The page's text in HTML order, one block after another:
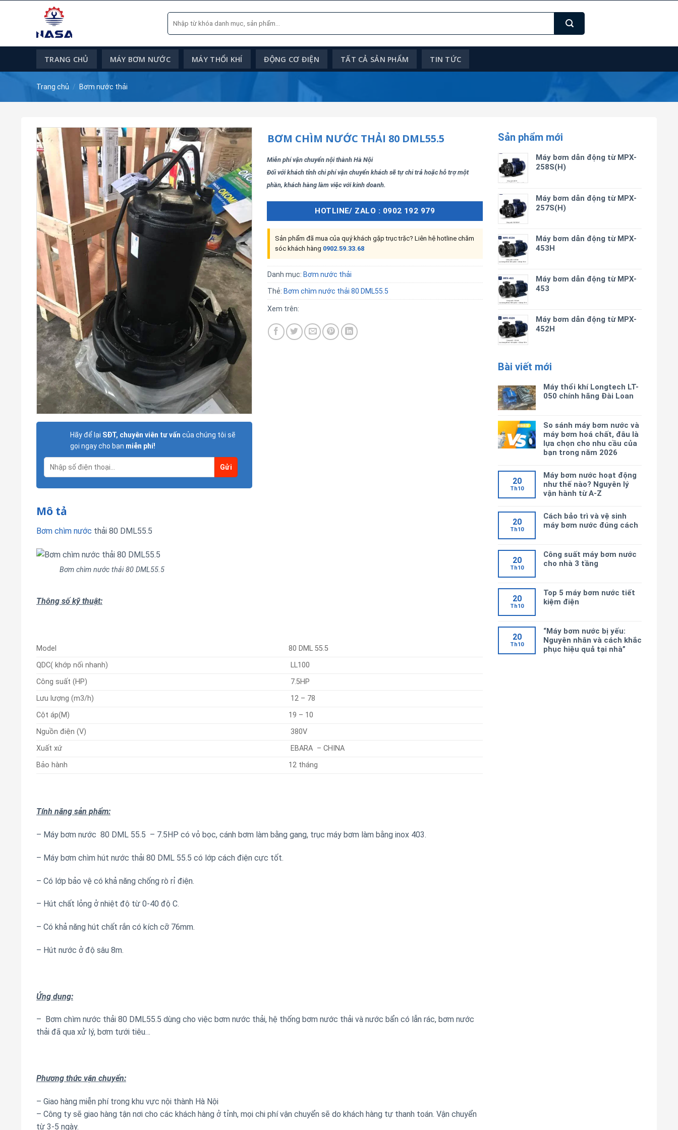
Tìm
kiếm:
TRANG CHỦ MÁY BƠM NƯỚC MÁY THỔI KHÍ ĐỘNG CƠ ĐIỆN TẤT CẢ SẢN PHẨM TIN TỨC
Trang chủ / Bơm nước thải
Sản phẩm mới
Máy bơm dẫn động từ MPX-
258S(H)
Máy bơm dẫn động từ MPX-
257S(H)
Máy bơm dẫn động từ MPX-
453H
Máy bơm dẫn động từ MPX-
453
Máy bơm dẫn động từ MPX-
452H
Bài viết mới
Máy thổi khí Longtech LT-
050 chính hãng Đài Loan
So sánh máy bơm nước và
máy bơm hoá chất, đâu là
lựa chọn cho nhu cầu của
bạn trong năm 2026
20
Th10
Máy bơm nước hoạt động
như thế nào? Nguyên lý
vận hành từ A-Z
20
Th10
Cách bảo trì và vệ sinh
máy bơm nước đúng cách
20
Th10
Công suất máy bơm nước
cho nhà 3 tầng
20
Th10
Top 5 máy bơm nước tiết
kiệm điện
20
Th10
“Máy bơm nước bị yếu:
Nguyên nhân và cách khắc
phục hiệu quả tại nhà”
Hãy để lại SĐT, chuyên viên tư vấn của chúng tôi sẽ
gọi ngay cho bạn miễn phí!
BƠM CHÌM NƯỚC THẢI 80 DML55.5
Miễn phí vận chuyển nội thành Hà Nội
Đối với khách tỉnh chi phí vận chuyển khách sẽ tự chi trả hoặc hỗ trợ một
phần, khách hàng làm việc với kinh doanh.
HOTLINE/ ZALO : 0902 192 979
Sản phẩm đã mua của quý khách gặp trục trặc? Liên hệ hotline chăm
sóc khách hàng 0902.59.33.68
Danh mục: Bơm nước thải
Thẻ: Bơm chìm nước thải 80 DML55.5
Xem trên:
Mô tả
Bơm chìm nước thải 80 DML55.5
Bơm chìm nước thải 80 DML55.5
Thông số kỹ thuật:
Model
80 DML 55.5
QDC( khớp nối nhanh)
LL100
Công suất (HP)
7.5HP
Lưu lượng (m3/h)
12 – 78
Cột áp(M)
19 – 10
Nguồn điện (V)
380V
Xuất xứ
EBARA – CHINA
Bảo hành
12 tháng
Tính năng sản phẩm:
– Máy bơm nước 80 DML 55.5 – 7.5HP có vỏ bọc, cánh bơm làm bằng gang, trục máy bơm làm bằng inox 403.
– Máy bơm chìm hút nước thải 80 DML 55.5 có lớp cách điện cực tốt.
– Có lớp bảo vệ có khả năng chống rò rỉ điện.
– Hút chất lỏng ở nhiệt độ từ 0-40 độ C.
– Có khả năng hút chất rắn có kích cỡ 76mm.
– Hút nước ở độ sâu 8m.
Ứng dụng:
– Bơm chìm nước thải 80 DML55.5 dùng cho việc bơm nước thải, hệ thống bơm nước thải và nước bẩn có lẫn rác, bơm nước
thải đã qua xử lý, bơm tưới tiêu…
Phương thức vận chuyển:
– Giao hàng miễn phí trong khu vực nội thành Hà Nội
– Công ty sẽ giao hàng tận nơi cho các khách hàng ở tỉnh, mọi chi phí vận chuyển sẽ do khách hàng tự thanh toán. Vận chuyển
từ 3-5 ngày.